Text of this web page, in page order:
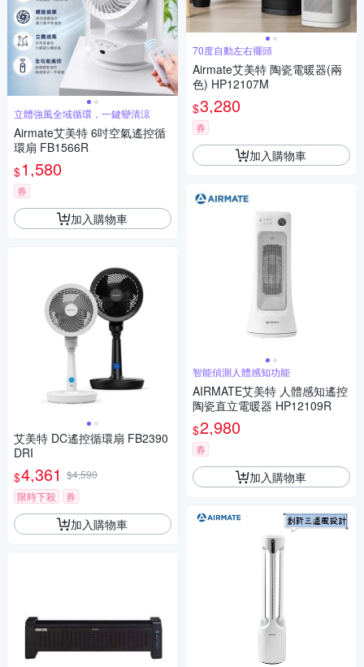
立體強風全域循環，一鍵變清涼
Airmate艾美特 6吋空氣遙控循
環扇 FB1566R
$1,580
券
加入購物車
艾美特 DC遙控循環扇 FB2390
DRI
$4,361 $4,590
限時下殺
券
加入購物車
70度自動左右擺頭
Airmate艾美特 陶瓷電暖器(兩
色) HP12107M
$3,280
券
加入購物車
智能偵測人體感知功能
AIRMATE艾美特 人體感知遙控
陶瓷直立電暖器 HP12109R
$2,980
券
加入購物車